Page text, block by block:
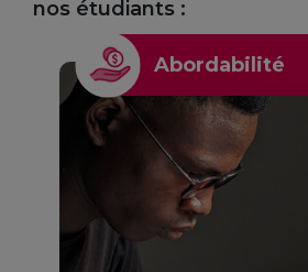
nos étudiants :
Abordabilité